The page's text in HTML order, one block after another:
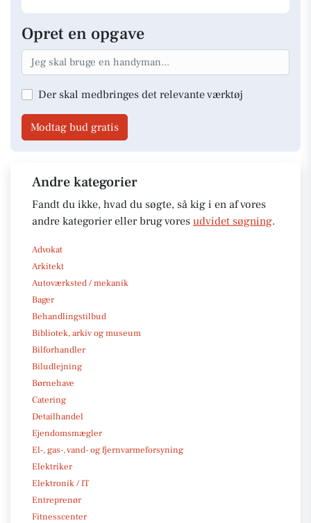
Opret en opgave
Der skal medbringes det relevante værktøj
Modtag bud gratis
Andre kategorier
Fandt du ikke, hvad du søgte, så kig i en af vores
andre kategorier eller brug vores udvidet søgning.
Advokat
Arkitekt
Autoværksted / mekanik
Bager
Behandlingstilbud
Bibliotek, arkiv og museum
Bilforhandler
Biludlejning
Børnehave
Catering
Detailhandel
Ejendomsmægler
El-, gas-, vand- og fjernvarmeforsyning
Elektriker
Elektronik / IT
Entreprenør
Fitnesscenter